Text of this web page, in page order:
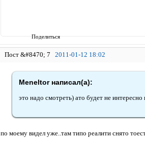
Поделиться
7 2011-01-12 18:02
Meneltor написал(а):
это надо смотреть) ато будет не
по моему видел уже..там типо реалити снято